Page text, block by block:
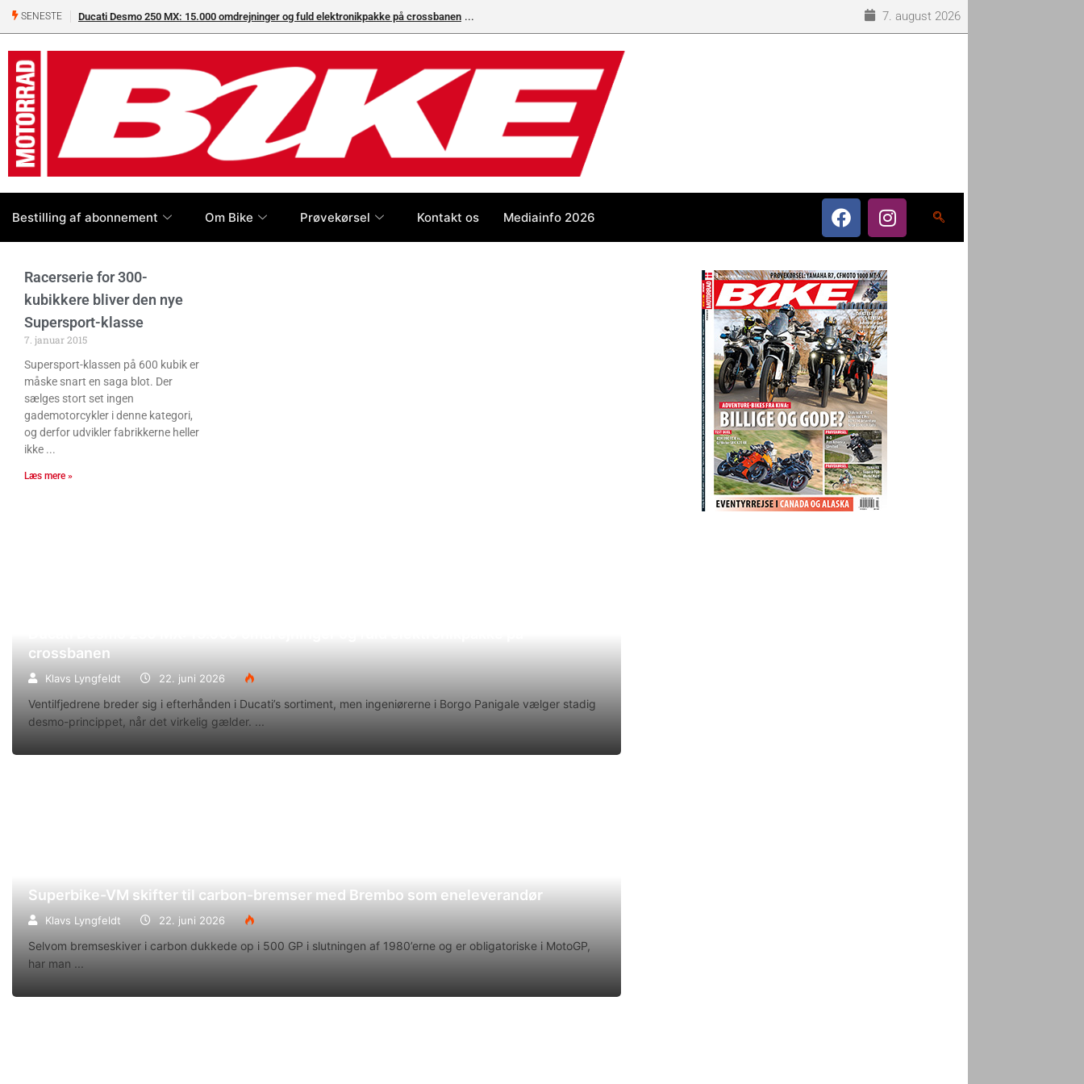
SENESTE Ducati Desmo 250 MX: 15.000 omdrejninger og fuld elektronikpakke på crossbanen 7. august 2026
Bestilling af abonnement Om Bike Prøvekørsel Kontakt os Mediainfo 2026
Racerserie for 300-
kubikkere bliver den nye
Supersport-klasse
7. januar 2015
Supersport-klassen på 600 kubik er
måske snart en saga blot. Der
sælges stort set ingen
gademotorcykler i denne kategori,
og derfor udvikler fabrikkerne heller
ikke
Læs mere »
crossbanen
Klavs Lyngfeldt 22. juni 2026
Ventilfjedrene breder sig i efterhånden i Ducati’s sortiment, men ingeniørerne i Borgo Panigale vælger stadig
desmo-princippet, når det virkelig gælder.
Superbike-VM skifter til carbon-bremser med Brembo som eneleverandør
Klavs Lyngfeldt 22. juni 2026
Selvom bremseskiver i carbon dukkede op i 500 GP i slutningen af 1980’erne og er obligatoriske i MotoGP,
har man